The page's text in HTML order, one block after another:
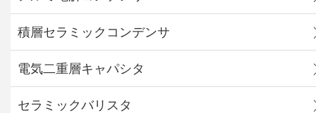
積層セラミックコンデンサ
電気二重層キャパシタ
セラミックバリスタ